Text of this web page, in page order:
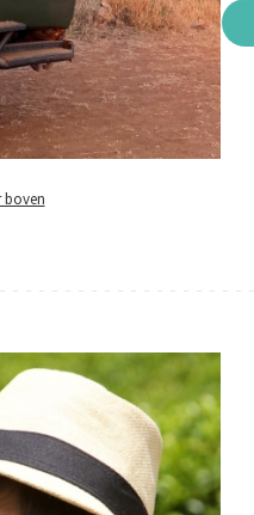
boven
- - - - - - - - - - - - - - - - -